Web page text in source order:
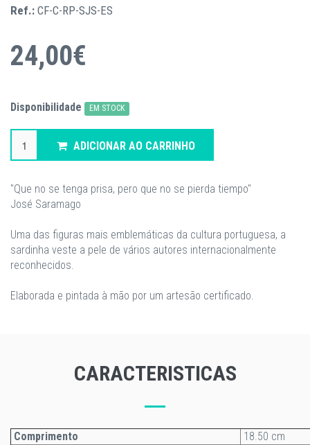
Ref.: CF-C-RP-SJS-ES
24,00€
Disponibilidade EM STOCK
ADICIONAR AO CARRINHO
"Que no se tenga prisa, pero que no se pierda tiempo"
José Saramago
Uma das figuras mais emblemáticas da cultura portuguesa, a
sardinha veste a pele de vários autores internacionalmente
reconhecidos.
Elaborada e pintada à mão por um artesão certificado.
CARACTERISTICAS
Comprimento
18.50 cm